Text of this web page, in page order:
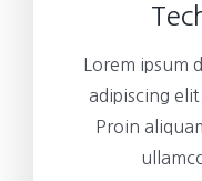
Lorem ipsum
adipiscing
Proin